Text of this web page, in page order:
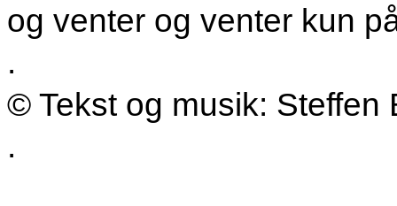
og venter og venter kun
.
© Tekst og musik: Steffen
.